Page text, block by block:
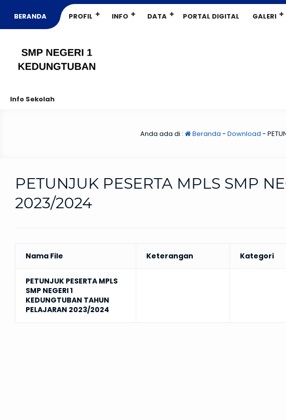
BERANDA PROFIL INFO DATA PORTAL DIGITAL GALERI
Info Sekolah
Anda ada di : Beranda - Download -
PETUNJUK PESERTA MPLS SMP
2023/2024
Nama File Keterangan Kategori
PETUNJUK PESERTA MPLS
SMP NEGERI 1
KEDUNGTUBAN TAHUN
PELAJARAN 2023/2024